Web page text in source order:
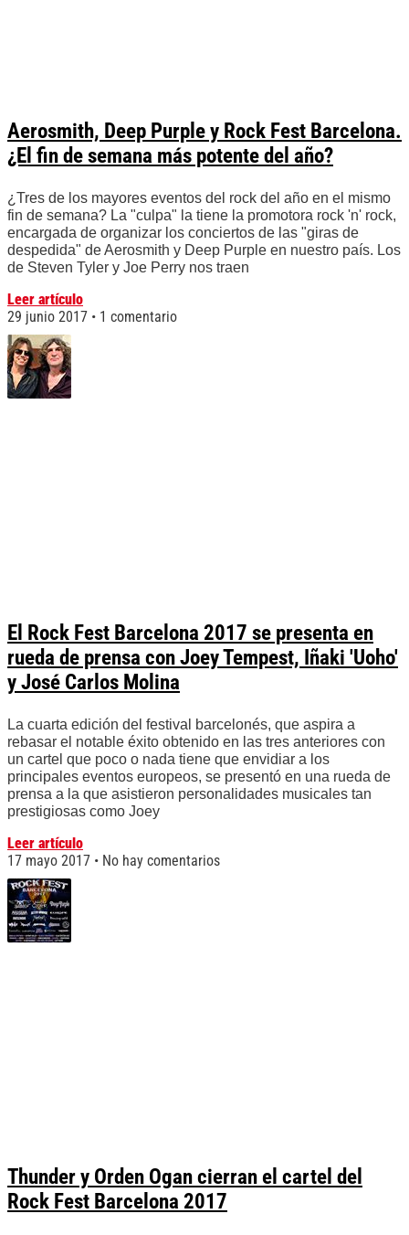
Aerosmith, Deep Purple y Rock Fest Barcelona.
¿El fin de semana más potente del año?
¿Tres de los mayores eventos del rock del año en el mismo
fin de semana? La "culpa" la tiene la promotora rock 'n' rock,
encargada de organizar los conciertos de las "giras de
despedida" de Aerosmith y Deep Purple en nuestro país. Los
de Steven Tyler y Joe Perry nos traen
Leer artículo
29 junio 2017
1 comentario
El Rock Fest Barcelona 2017 se presenta en
rueda de prensa con Joey Tempest, Iñaki 'Uoho'
y José Carlos Molina
La cuarta edición del festival barcelonés, que aspira a
rebasar el notable éxito obtenido en las tres anteriores con
un cartel que poco o nada tiene que envidiar a los
principales eventos europeos, se presentó en una rueda de
prensa a la que asistieron personalidades musicales tan
prestigiosas como Joey
Leer artículo
17 mayo 2017
No hay comentarios
Thunder y Orden Ogan cierran el cartel del
Rock Fest Barcelona 2017